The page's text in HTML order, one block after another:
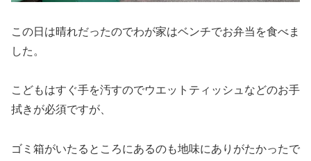
この日は晴れだったのでわが家はベンチでお弁当を食べま
した。
こどもはすぐ手を汚すのでウエットティッシュなどのお手
拭きが必須ですが、
ゴミ箱がいたるところにあるのも地味にありがたかったで